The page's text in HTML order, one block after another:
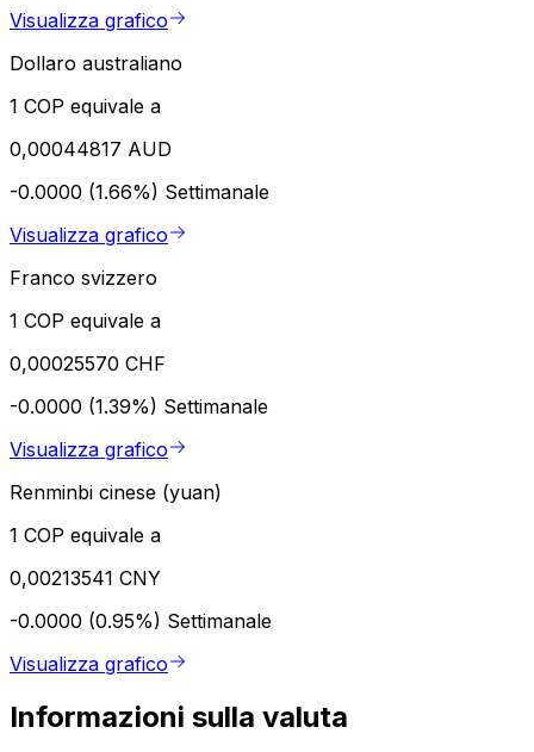
Visualizza grafico
Dollaro australiano
1 COP equivale a
0,00044817 AUD
-0.0000 (1.66%) Settimanale
Visualizza grafico
Franco svizzero
1 COP equivale a
0,00025570 CHF
-0.0000 (1.39%) Settimanale
Visualizza grafico
Renminbi cinese (yuan)
1 COP equivale a
0,00213541 CNY
-0.0000 (0.95%) Settimanale
Visualizza grafico
Informazioni sulla valuta